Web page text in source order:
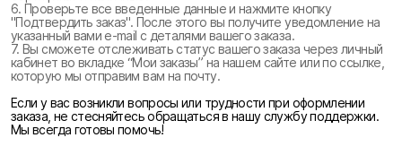
6. Проверьте все введенные данные и нажмите кнопку
"Подтвердить заказ". После этого вы получите уведомление на
указанный вами e-mail с деталями вашего заказа.
7. Вы сможете отслеживать статус вашего заказа через личный
кабинет во вкладке “Мои заказы” на нашем сайте или по ссылке,
которую мы отправим вам на почту.
Если у вас возникли вопросы или трудности при оформлении
заказа, не стесняйтесь обращаться в нашу службу поддержки.
Мы всегда готовы помочь!